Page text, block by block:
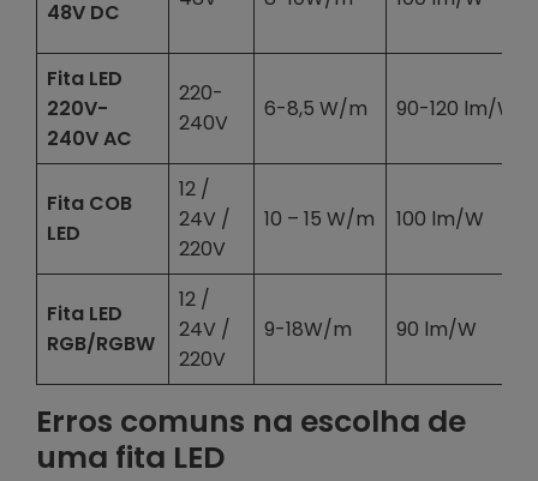
48V DC
Fita LED
220V-
240V AC
220-
240V
6-8,5 W/m 90-120 lm/W
Fita COB
LED
12 /
24V /
220V
10 – 15 W/m 100 lm/W
Fita LED
RGB/RGBW
12 /
24V /
220V
9-18W/m 90 lm/W
Erros comuns na escolha de
uma fita LED